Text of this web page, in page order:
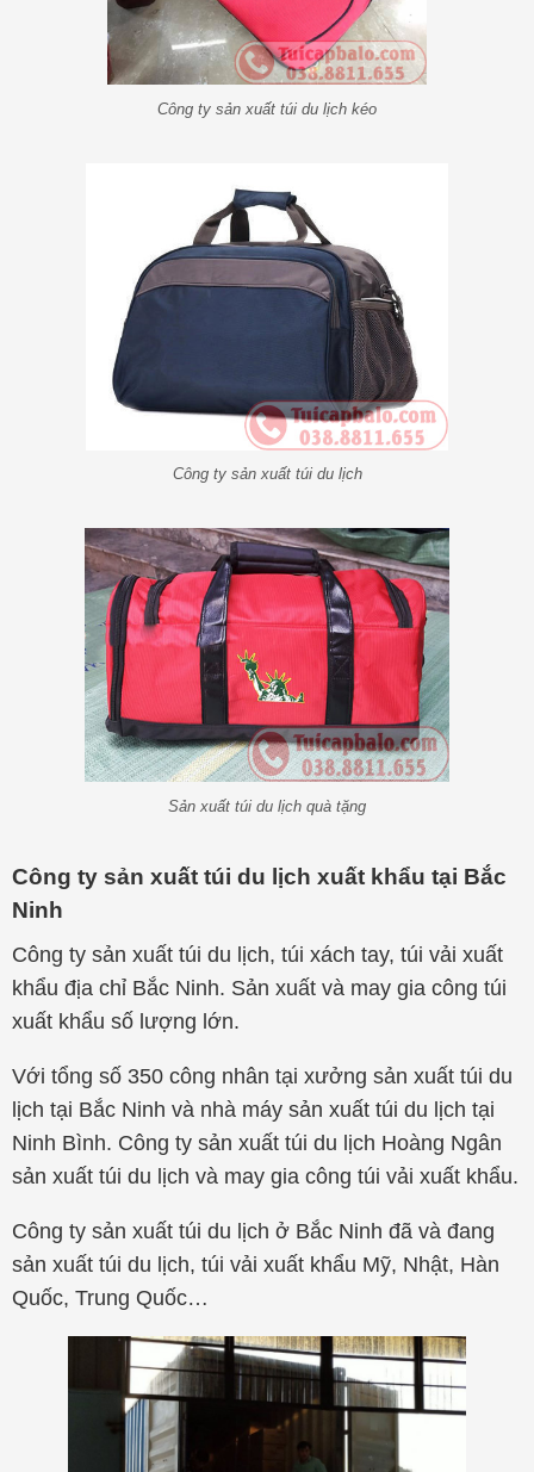
Công ty sản xuất túi du lịch kéo
Công ty sản xuất túi du lịch
Sản xuất túi du lịch quà tặng
Công ty sản xuất túi du lịch xuất khẩu tại Bắc
Ninh
Công ty sản xuất túi du lịch, túi xách tay, túi vải xuất
khẩu địa chỉ Bắc Ninh. Sản xuất và may gia công túi
xuất khẩu số lượng lớn.
Với tổng số 350 công nhân tại xưởng sản xuất túi du
lịch tại Bắc Ninh và nhà máy sản xuất túi du lịch tại
Ninh Bình. Công ty sản xuất túi du lịch Hoàng Ngân
sản xuất túi du lịch và may gia công túi vải xuất khẩu.
Công ty sản xuất túi du lịch ở Bắc Ninh đã và đang
sản xuất túi du lịch, túi vải xuất khẩu Mỹ, Nhật, Hàn
Quốc, Trung Quốc…